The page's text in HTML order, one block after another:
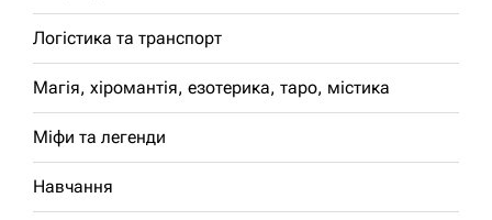
Логістика та транспорт
Магія, хіромантія, езотерика, таро, містика
Міфи та легенди
Навчання